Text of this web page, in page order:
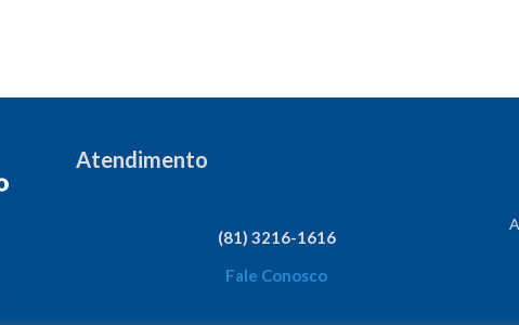
Atendimento
(81) 3216-1616
Fale Conosco